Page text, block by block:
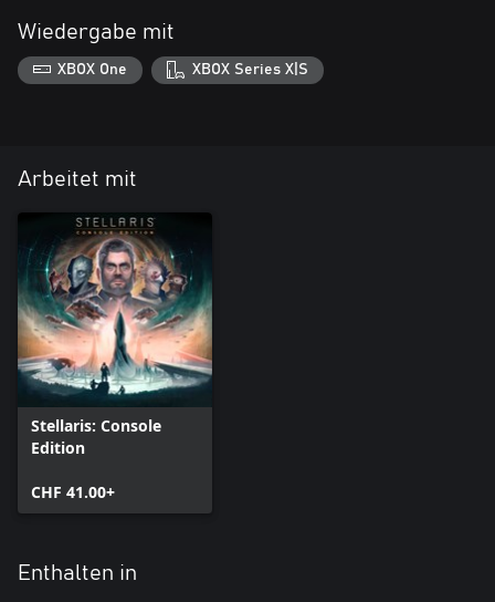
Wiedergabe mit
XBOX One XBOX Series X|S
Arbeitet mit
Stellaris: Console
Edition
CHF 41.00+
Enthalten in